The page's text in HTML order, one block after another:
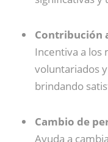
Contribución
Incentiva a los
voluntariados
brindando
Cambio de
Ayuda a